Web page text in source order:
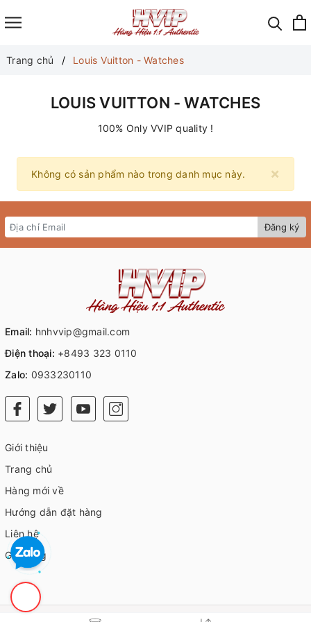
Trang chủ Louis Vuitton - Watches
LOUIS VUITTON - WATCHES
100% Only VVIP quality !
×
Không có sản phẩm nào trong danh mục này.
Đăng ký
Email: hnhvvip@gmail.com
Điện thoại: +8493 323 0110
Zalo: 0933230110
Giới thiệu
Trang chủ
Hàng mới về
Hướng dẫn đặt hàng
Liên hệ
Giỏ hàng
© Bản quyền thuộc về HVIP